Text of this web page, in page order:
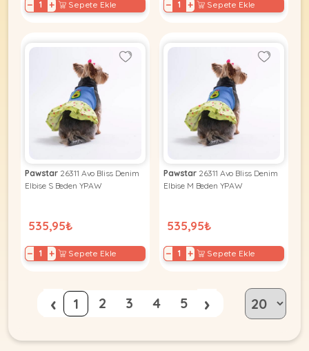
− + Sepete Ekle − + Sepete Ekle
Pawstar26311 Avo Bliss Denim
Elbise S Beden YPAW
535,95₺
− + Sepete Ekle
Pawstar26311 Avo Bliss Denim
Elbise M Beden YPAW
535,95₺
− + Sepete Ekle
‹ 1 2 3 4 5 ›